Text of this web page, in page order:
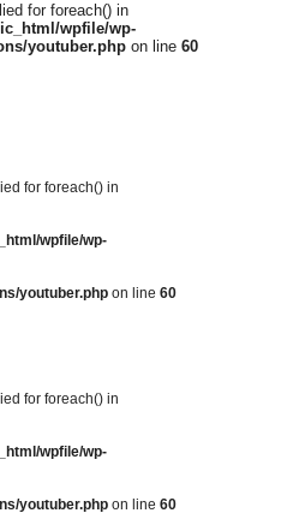
for foreach() in
wpfile/wp-
youtuber.php on line 60
for foreach() in
wpfile/wp-
youtuber.php on line 60
for foreach() in
wpfile/wp-
youtuber.php on line 60